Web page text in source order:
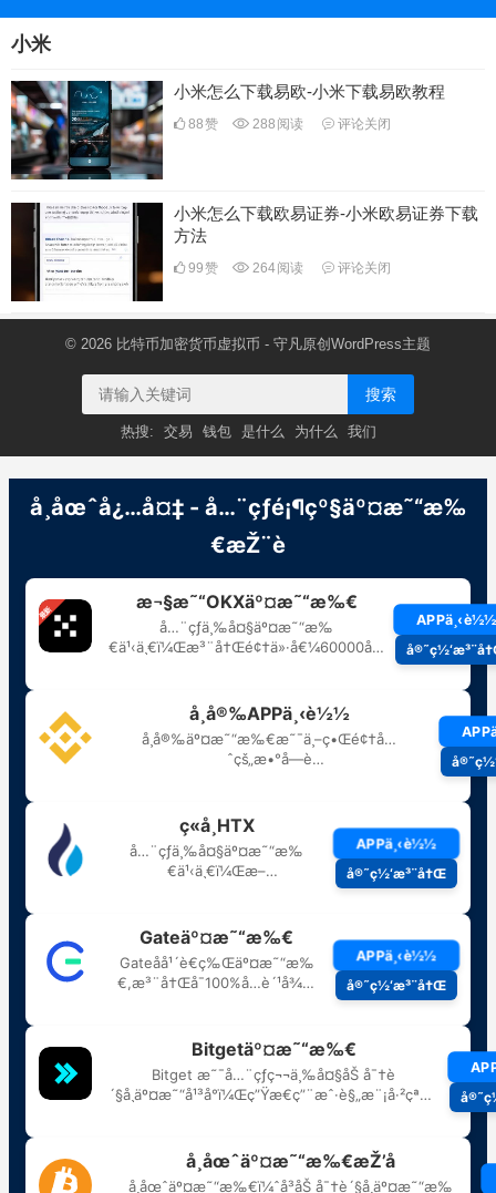
小米
小米怎么下载易欧-小米下载易欧教程
88赞 288 阅读 评论关闭
小米怎么下载欧易证券-小米欧易证券下载
方法
99赞 264阅读 评论关闭
© 2026 比特币加密货币虚拟币 - 守凡原创 WordPress主题
搜索
热搜: 交易 钱包 是什么 为什么 我们